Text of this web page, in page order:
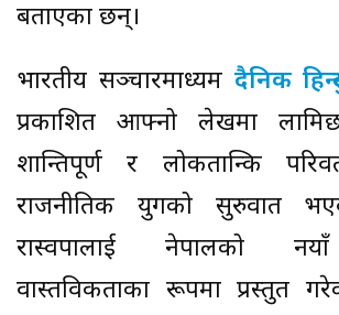
बताएका छन्।
भारतीय सञ्चारमाध्यम दैनिक
प्रकाशित आफ्नो लेखमा
शान्तिपूर्ण र लोकतान्त्रिक
राजनीतिक युगको सुरुवात
रास्वपालाई नेपालको
वास्तविकताका रूपमा प्रस्तुत